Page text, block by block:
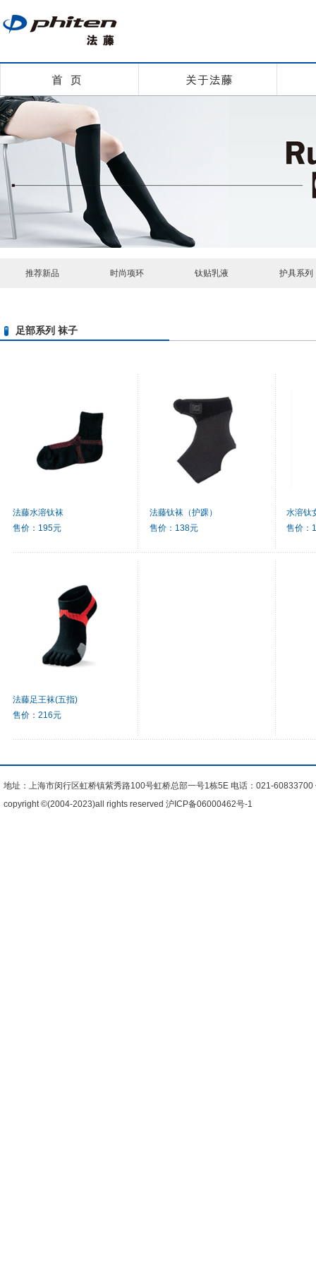
推荐新品 时尚项环 钛贴乳液 护具系列
足部系列 袜子
法藤水溶钛袜
售价：195元
法藤钛袜（护踝）
售价：138元
水溶钛
售价：
法藤足王袜(五指)
售价：216元
地址：上海市闵行区虹桥镇紫秀路100号虹桥总部一号1栋5E 电话：021-
copyright ©(2004-2023)all rights reserved 沪ICP备06000462号-1